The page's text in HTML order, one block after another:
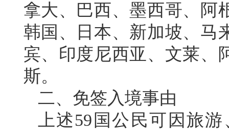
拿大、巴西、墨西哥、阿
韩国、日本、新加坡、马
宾、印度尼西亚、文莱、
斯。
二、免签入境事由
上述59国公民可因旅